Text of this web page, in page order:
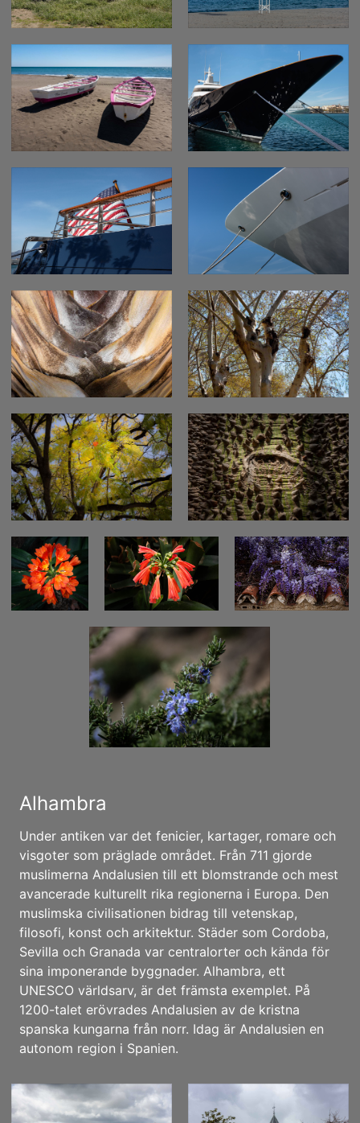
Alhambra
Under antiken var det fenicier, kartager, romare och
visgoter som präglade området. Från 711 gjorde
muslimerna Andalusien till ett blomstrande och mest
avancerade kulturellt rika regionerna i Europa. Den
muslimska civilisationen bidrag till vetenskap,
filosofi, konst och arkitektur. Städer som Cordoba,
Sevilla och Granada var centralorter och kända för
sina imponerande byggnader. Alhambra, ett
UNESCO världsarv, är det främsta exemplet. På
1200-talet erövrades Andalusien av de kristna
spanska kungarna från norr. Idag är Andalusien en
autonom region i Spanien.